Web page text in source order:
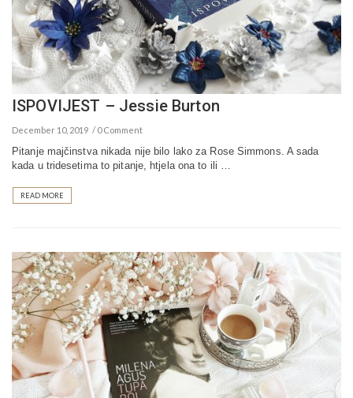
ISPOVIJEST – Jessie Burton
December 10, 2019 0 Comment
Pitanje majčinstva nikada nije bilo lako za Rose Simmons. A sada
kada u tridesetima to pitanje, htjela ona to ili …
READ MORE